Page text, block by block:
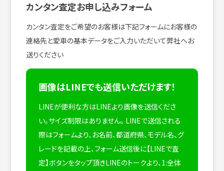
カンタン査定お申し込みフォーム
カンタン査定をご希望のお客様は下記フォームにお客様の
連絡先と愛車の基本データをご入力いただいて弊社へお
送りください
画像はLINEでも送信いただけます！
LINEが便利な方はLINEより画像を送信くださ
い。サイズ制限はありません。 LINEで送信される
際はフォームより、お名前、都道府県、モデル名、グ
レードを記載の上、フォーム送信後に【LINEで査
定】ボタンをタップ頂きLINEのトークより、1:全体